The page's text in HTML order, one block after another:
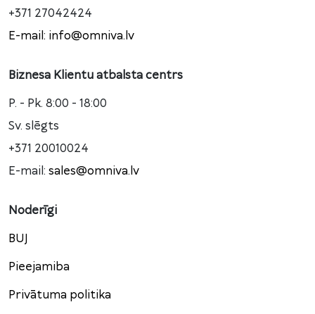
+371 27042424
E-mail: info@omniva.lv
Biznesa Klientu atbalsta centrs
P. - Pk. 8:00 - 18:00
Sv. slēgts
+371 20010024
E-mail: sales@omniva.lv
Noderīgi
BUJ
Pieejamiba
Privātuma politika